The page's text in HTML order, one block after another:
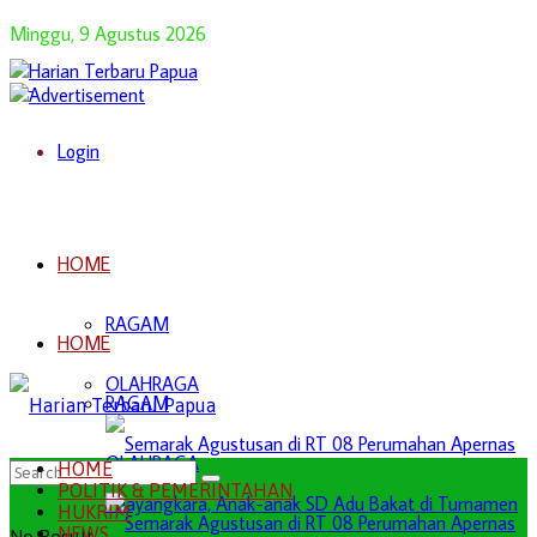
Minggu, 9 Agustus 2026
Login
HOME
RAGAM
OLAHRAGA
HOME
RAGAM
OLAHRAGA
HOME
POLITIK & PEMERINTAHAN
HUKRIM